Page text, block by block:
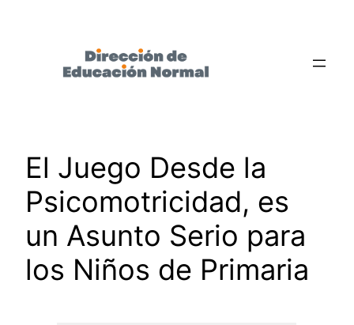
El Juego Desde la
Psicomotricidad, es
un Asunto Serio para
los Niños de Primaria